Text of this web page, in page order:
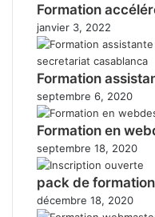
Formation
janvier 3, 2022
Formation
septembre 6, 2020
Formation en
septembre 18, 2020
pack de formation
décembre 18, 2020